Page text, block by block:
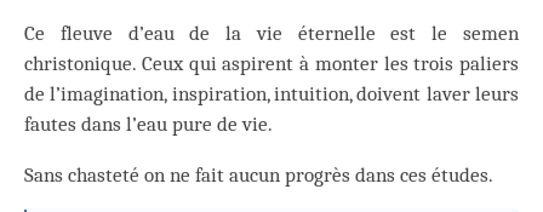
Ce fleuve d’eau de la vie éternelle est le semen
christonique. Ceux qui aspirent à monter les trois paliers
de l’imagination, inspiration, intuition, doivent laver leurs
fautes dans l’eau pure de vie.
Sans chasteté on ne fait aucun progrès dans ces études.